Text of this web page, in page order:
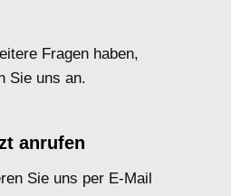
Fragen haben,
Sie uns an.
anrufen
Sie uns per E-Mail